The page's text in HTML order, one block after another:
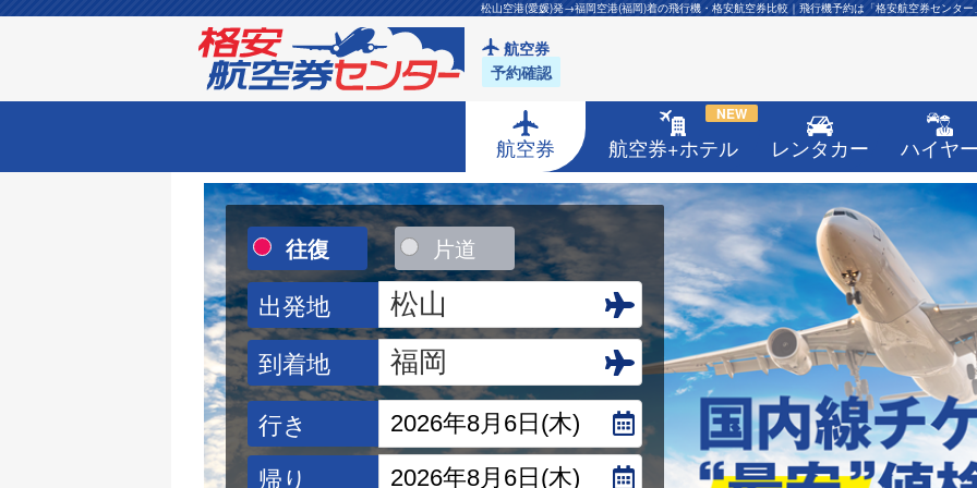
松山空港(愛媛)発→福岡空港(福岡)着の飛行機・格安航空券比較｜飛行機予約は「格安航空券センター
航空券
予約確認
航空券 航空券+ホテル
NEW
レンタカー ハイヤ
往復 片道
出発地
到着地
行き
帰り